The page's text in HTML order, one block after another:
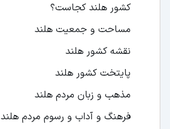
کشور هلند کجاست؟
مساحت و جمعیت هلند
نقشه کشور هلند
پایتخت کشور هلند
مذهب و زبان مردم هلند
فرهنگ و آداب و رسوم مردم هلند